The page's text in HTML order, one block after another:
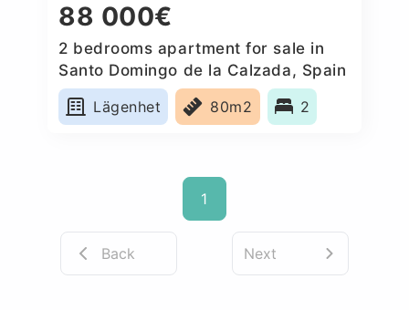
88 000€
2 bedrooms apartment for sale in
Santo Domingo de la Calzada, Spain
Lägenhet
80m2 2
1
Back Next